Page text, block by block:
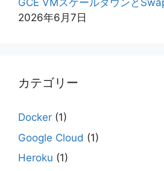
GCE VMスケールダウンと
2026年6月7日
カテゴリー
Docker (1)
Google Cloud (1)
Heroku (1)